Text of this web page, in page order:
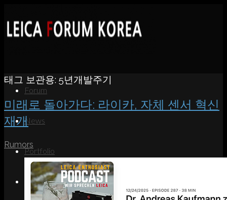
Forum
News
Portfolio
About
태그 보관용: 5년개발주기
미래로 돌아가다: 라이카, 자체 센서 혁신
재개
Rumors